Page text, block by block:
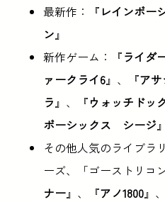
最新作：『 レインボー
ン 』
新作ゲーム：『ライダ
ァークライ6』、『ア
ラ 』、『ウォッチドッ
ボーシックス シージ
その他人気のライブラ
ーズ、「ゴーストリコ
ナー』、『アノ1800』